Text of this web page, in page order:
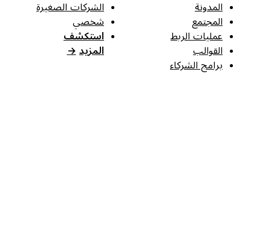
المدونة
المجتمع
عمليات الربط
القوالب
برامج الشركاء
الشركات الصغيرة
شخصي
استكشف
المزيد →